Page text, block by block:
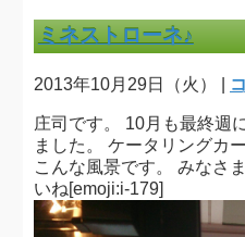
ミネストローネ♪
2013年10月29日（火） |
庄司です。 10月も最終週
ました。 ケータリングカ
こんな風景です。 みなさ
いね[emoji:i-179]